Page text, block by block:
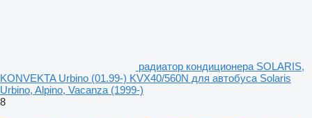
радиатор кондиционера SOLARIS,
KONVEKTA Urbino (01.99-) KVX40/560N для автобуса Solaris
Urbino, Alpino, Vacanza (1999-)
8